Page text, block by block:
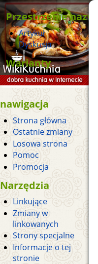
Przestrzenie nazw
Artykuł
Dyskusja
Warianty
nawigacja
Strona główna
Ostatnie zmiany
Losowa strona
Pomoc
Promocja
Narzędzia
Linkujące
Zmiany w
linkowanych
Strony specjalne
Informacje o tej
stronie